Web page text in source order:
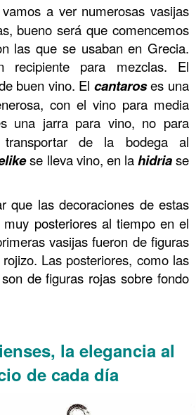
a ver numerosas vasijas
bueno será que comencemos
las que se usaban en Grecia.
recipiente para mezclas. El
buen vino. El cantaros es una
con el vino para media
una jarra para vino, no para
de la bodega al
se lleva vino, en lahidriase
que las decoraciones de estas
posteriores al tiempo en el
vasijas fueron de figuras
Las posteriores, como las
de figuras rojas sobre fondo
la elegancia al
de cada día